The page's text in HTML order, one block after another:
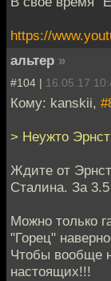
https://
альтер »
#104 | 16.05.17
Кому: kanskii,
> Неужто
Ждите от
Сталина. За
Можно только
"Горец"
Чтобы вообще
настоящих!!!